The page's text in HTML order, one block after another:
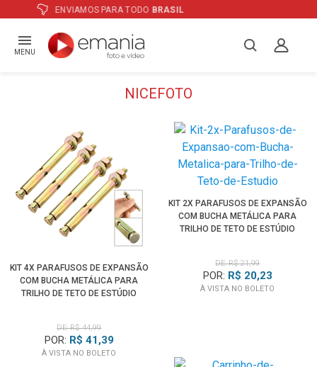
ATÉ12XE PREÇO ESPECIAL
MENU
NICEFOTO
KIT 4X PARAFUSOS DE EXPANSÃO
COM BUCHA METÁLICA PARA
TRILHO DE TETO DE ESTÚDIO
DE: R$ 44,99
POR: R$ 41,39
À VISTA NO BOLETO
KIT 2X PARAFUSOS DE EXPANSÃO
COM BUCHA METÁLICA PARA
TRILHO DE TETO DE ESTÚDIO
DE: R$ 21,99
POR: R$ 20,23
À VISTA NO BOLETO